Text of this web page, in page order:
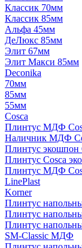
Классик 70мм
Классик 85мм
Альфа 45мм
ДеЛюкс 85мм
Элит 67мм
Элит Макси 85мм
Deconika
70мм
85мм
55мм
Cosca
Плинтус МДФ
Наличник МДФ
Плинтус экошпон
Плинтус Cosca
Плинтус МДФ
LinePlast
Korner
Плинтус
Плинтус
Плинтус
SM-Classic МДФ